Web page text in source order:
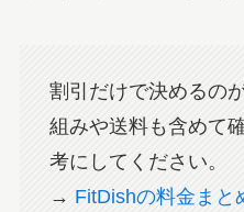
割引だけで決めるの
組みや送料も含めて
考にしてください。
→ FitDishの料金まと